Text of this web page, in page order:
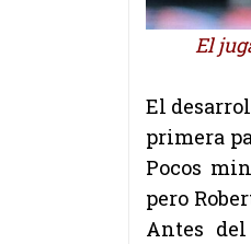
El
El
primera
Pocos
pero
Antes